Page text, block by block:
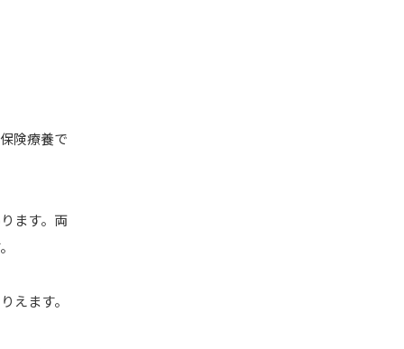
険療養で
ます。両
えます。